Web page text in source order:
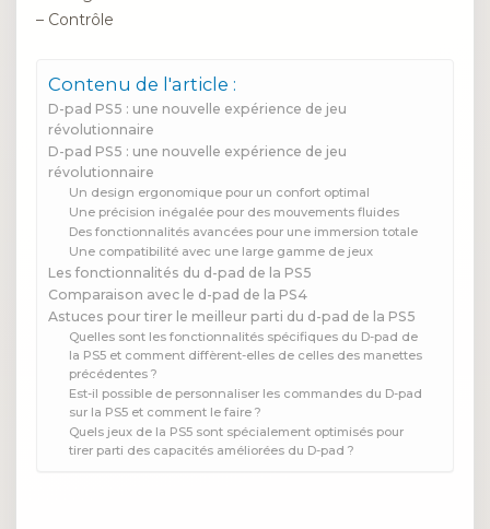
– Contrôle
Contenu de l'article :
D-pad PS5 : une nouvelle expérience de jeu
révolutionnaire
D-pad PS5 : une nouvelle expérience de jeu
révolutionnaire
Un design ergonomique pour un confort optimal
Une précision inégalée pour des mouvements fluides
Des fonctionnalités avancées pour une immersion totale
Une compatibilité avec une large gamme de jeux
Les fonctionnalités du d-pad de la PS5
Comparaison avec le d-pad de la PS4
Astuces pour tirer le meilleur parti du d-pad de la PS5
Quelles sont les fonctionnalités spécifiques du D-pad de
la PS5 et comment diffèrent-elles de celles des manettes
précédentes ?
Est-il possible de personnaliser les commandes du D-pad
sur la PS5 et comment le faire ?
Quels jeux de la PS5 sont spécialement optimisés pour
tirer parti des capacités améliorées du D-pad ?